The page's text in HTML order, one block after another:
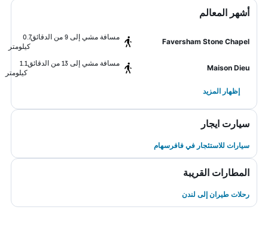
أشهر المعالم
Faversham Stone Chapel
مسافة مشي إلى 9 من الدقائق
0.7
كيلومتر
Maison Dieu
مسافة مشي إلى 13 من الدقائق
1.1
كيلومتر
إظهار المزيد
سيارت ايجار
سيارات للاستئجار في فافرسهام
المطارات القريبة
رحلات طيران إلى لندن